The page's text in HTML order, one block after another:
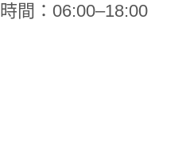
時間：06:00–18:00